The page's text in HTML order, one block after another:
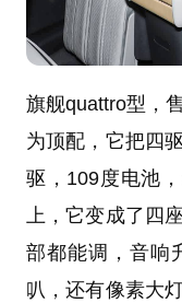
旗舰quattro型，
为顶配，它把四
驱，109度电池
上，它变成了四
部都能调，音响
叭，还有像素大